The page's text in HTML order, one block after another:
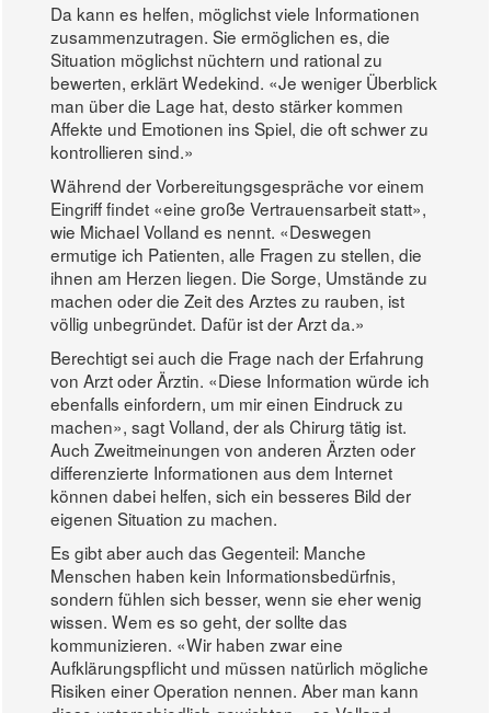
Da kann es helfen, möglichst viele Informationen
zusammenzutragen. Sie ermöglichen es, die
Situation möglichst nüchtern und rational zu
bewerten, erklärt Wedekind. «Je weniger Überblick
man über die Lage hat, desto stärker kommen
Affekte und Emotionen ins Spiel, die oft schwer zu
kontrollieren sind.»
Während der Vorbereitungsgespräche vor einem
Eingriff findet «eine große Vertrauensarbeit statt»,
wie Michael Volland es nennt. «Deswegen
ermutige ich Patienten, alle Fragen zu stellen, die
ihnen am Herzen liegen. Die Sorge, Umstände zu
machen oder die Zeit des Arztes zu rauben, ist
völlig unbegründet. Dafür ist der Arzt da.»
Berechtigt sei auch die Frage nach der Erfahrung
von Arzt oder Ärztin. «Diese Information würde ich
ebenfalls einfordern, um mir einen Eindruck zu
machen», sagt Volland, der als Chirurg tätig ist.
Auch Zweitmeinungen von anderen Ärzten oder
differenzierte Informationen aus dem Internet
können dabei helfen, sich ein besseres Bild der
eigenen Situation zu machen.
Es gibt aber auch das Gegenteil: Manche
Menschen haben kein Informationsbedürfnis,
sondern fühlen sich besser, wenn sie eher wenig
wissen. Wem es so geht, der sollte das
kommunizieren. «Wir haben zwar eine
Aufklärungspflicht und müssen natürlich mögliche
Risiken einer Operation nennen. Aber man kann